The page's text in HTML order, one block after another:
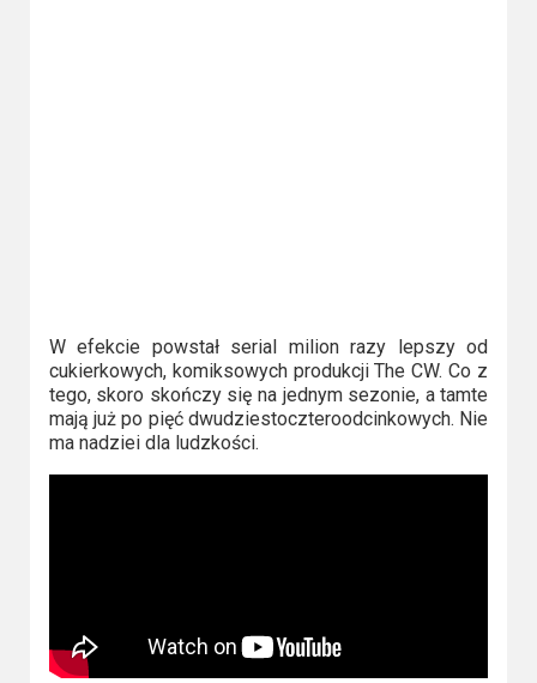
W efekcie powstał serial milion razy lepszy od
cukierkowych, komiksowych produkcji The CW. Co z
tego, skoro skończy się na jednym sezonie, a tamte
mają już po pięć dwudziestoczteroodcinkowych. Nie
ma nadziei dla ludzkości.